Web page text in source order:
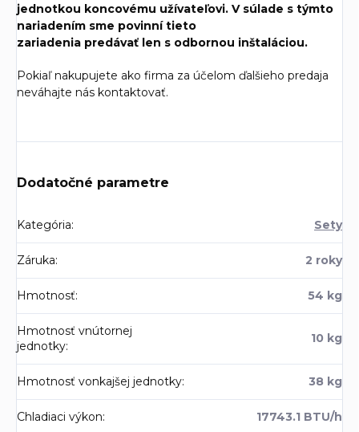
jednotkou koncovému užívateľovi. V súlade s týmto
nariadením sme povinní tieto
zariadenia predávať len s odbornou inštaláciou.
Pokiaľ nakupujete ako firma za účelom ďalšieho predaja
neváhajte nás kontaktovať.
Dodatočné parametre
Kategória: Sety
Záruka: 2 roky
Hmotnosť: 54 kg
Hmotnosť vnútornej
jednotky:
10 kg
Hmotnosť vonkajšej jednotky: 38 kg
Chladiaci výkon: 17743.1 BTU/h